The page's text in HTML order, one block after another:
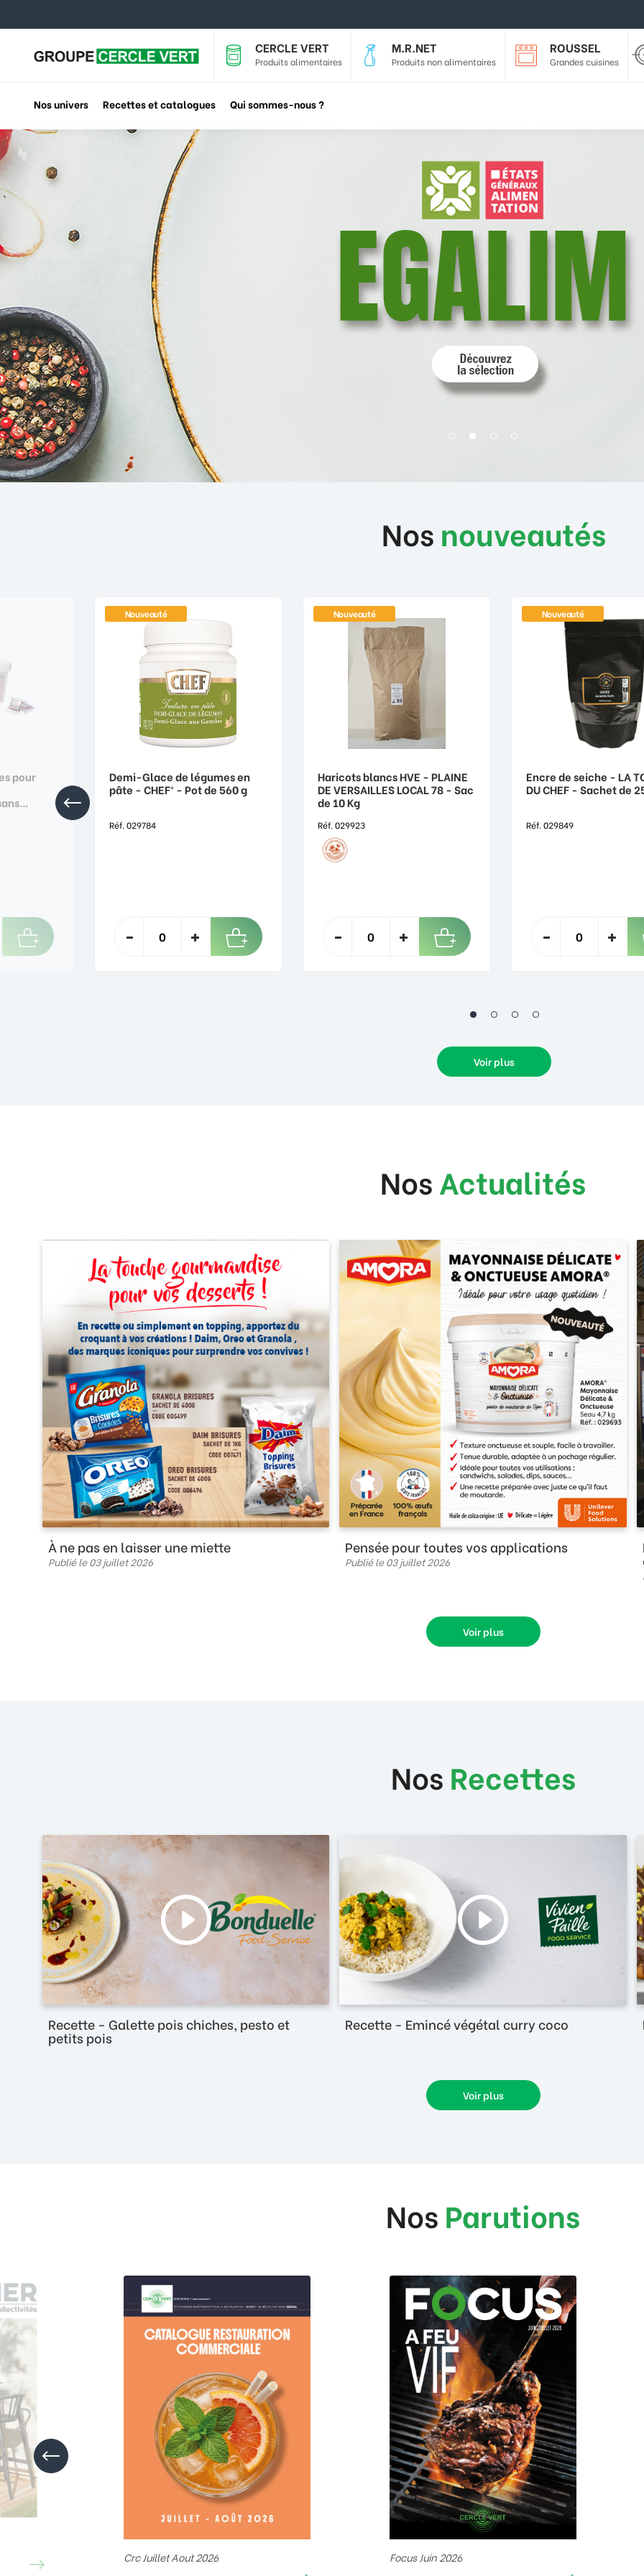
CERCLE VERT
Produits alimentaires
M.R.NET
Produits non alimentaires
ROUSSEL
Grandes cuisines
Nos univers Recettes et catalogues Qui sommes-nous ?
Nos nouveautés
pour
Nouveauté
Demi-Glace de légumes en
pâte - CHEF® - Pot de 560 g
Réf. 029784
Nouveauté
Haricots blancs HVE - PLAINE
DE VERSAILLES LOCAL 78 - Sac
de 10 Kg
Réf. 029923
Nouveauté
Encre de seiche - LA
DU CHEF - Sachet de
Réf. 029849
Voir plus
NosActualités
À ne pas en laisser une miette
Publié le 03 juillet 2026
Pensée pour toutes vos applications
Publié le 03 juillet 2026
Voir plus
Nos Recettes
Recette - Galette pois chiches, pesto et
petits pois
Recette - Emincé végétal curry coco
Voir plus
Nos Parutions
Crc Juillet Aout 2026
Focus Juin 2026